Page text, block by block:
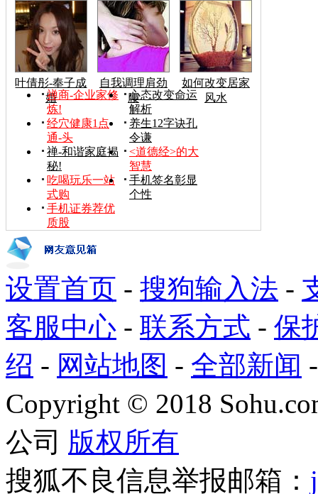
叶倩彤-奉子成
婚
自我调理肩劲
腰
如何改变居家
风水
禅商-企业家修
炼!
心态改变命运
解析
经穴健康1点
通-头
养生12字诀孔
令谦
禅-和谐家庭揭
秘!
<道德经>的大
智慧
吃喝玩乐一站
式购
手机签名彰显
个性
手机证券荐优
质股
设置首页 - 搜狗输入法 -
客服中心 - 联系方式 - 保
绍 - 网站地图 - 全部新闻
Copyright © 2018
公司 版权所有
搜狐不良信息举报邮箱：